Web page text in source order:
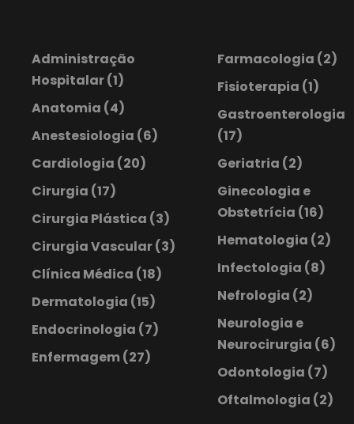
Administração
Hospitalar(1)
Anatomia (4)
Anestesiologia (6)
Cardiologia (20)
Cirurgia (17)
Cirurgia Plástica (3)
Cirurgia Vascular(3)
Clínica Médica (18)
Dermatologia (15)
Endocrinologia (7)
Enfermagem(27)
Farmacologia (2)
Fisioterapia (1)
Gastroenterologia
(17)
Geriatria (2)
Ginecologia e
Obstetrícia (16)
Hematologia (2)
Infectologia (8)
Nefrologia (2)
Neurologia e
Neurocirurgia (6)
Odontologia (7)
Oftalmologia (2)